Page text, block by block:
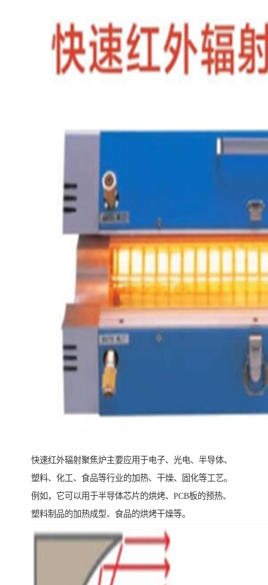
快速红外辐射聚焦炉主要应用于电子、光电、半导体、
塑料、化工、食品等行业的加热、干燥、固化等工艺。
例如，它可以用于半导体芯片的烘烤、PCB板的预热、
塑料制品的加热成型、食品的烘烤干燥等。